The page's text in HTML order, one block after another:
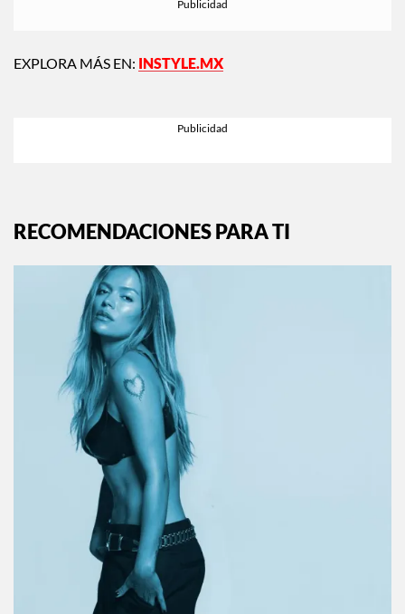
EXPLORA MÁS EN: INSTYLE.MX
RECOMENDACIONES PARA TI